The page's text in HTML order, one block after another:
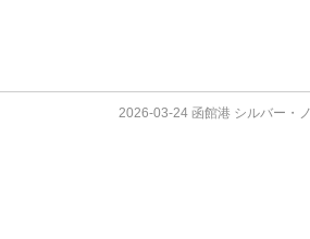
2026-03-24 函館港 シルバー・